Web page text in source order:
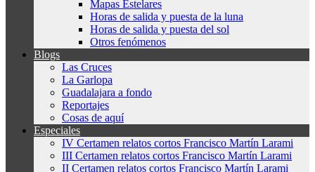
Mapas Estelares
Horas de salida y puesta de la luna
Horas de salida y puesta del sol
Otros fenómenos
Blogs
Las Cruces
La Garlopa
Guadalajara a fondo
Reportajes
Cosas de aquí
Especiales
IV Certamen relatos cortos Francisco Martín Larami
III Certamen relatos cortos Francisco Martín Larami
II Certamen relatos cortos Francisco Martín Larami